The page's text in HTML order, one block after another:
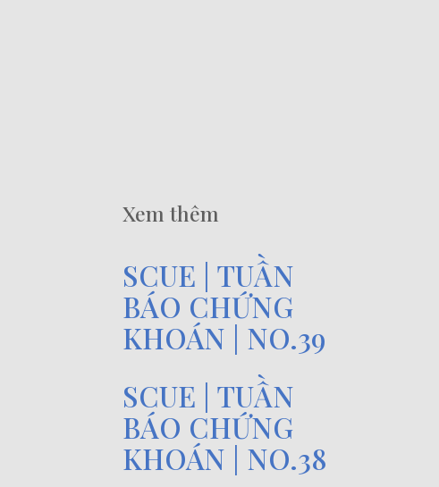
Xem thêm
SCUE | TUẦN
BÁO CHỨNG
KHOÁN | NO.39
SCUE | TUẦN
BÁO CHỨNG
KHOÁN | NO.38